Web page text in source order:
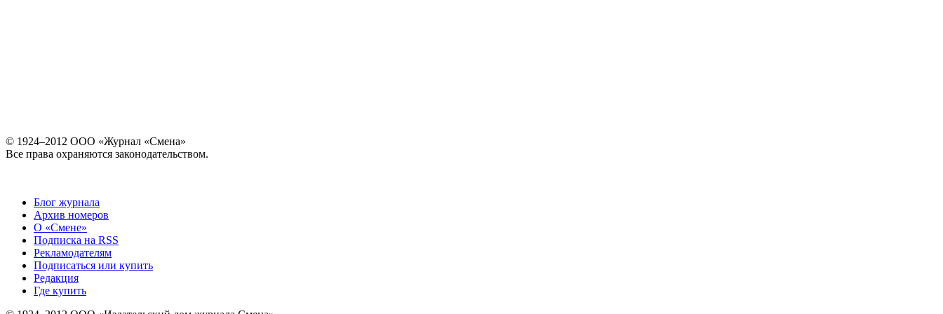
© 1924–2012 ООО «Журнал «Смена»
Все права охраняются законодательством.
Блог журнала
Архив номеров
О «Смене»
Подписка на RSS
Рекламодателям
Подписаться или купить
Редакция
Где купить